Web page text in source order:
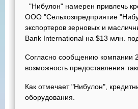
"Нибулон" намерен привлечь
ООО "Сельхозпредприятие
экспортеров зерновых и
Bank International на $13 млн.
Согласно сообщению компании
возможность предоставления
Как отмечает "Нибулон",
оборудования.